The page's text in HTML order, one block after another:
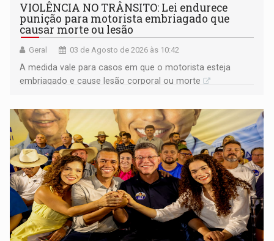
VIOLÊNCIA NO TRÂNSITO: Lei endurece
punição para motorista embriagado que
causar morte ou lesão
Geral 03 de Agosto de 2026 às 10:42
A medida vale para casos em que o motorista esteja
embriagado e cause lesão corporal ou morte